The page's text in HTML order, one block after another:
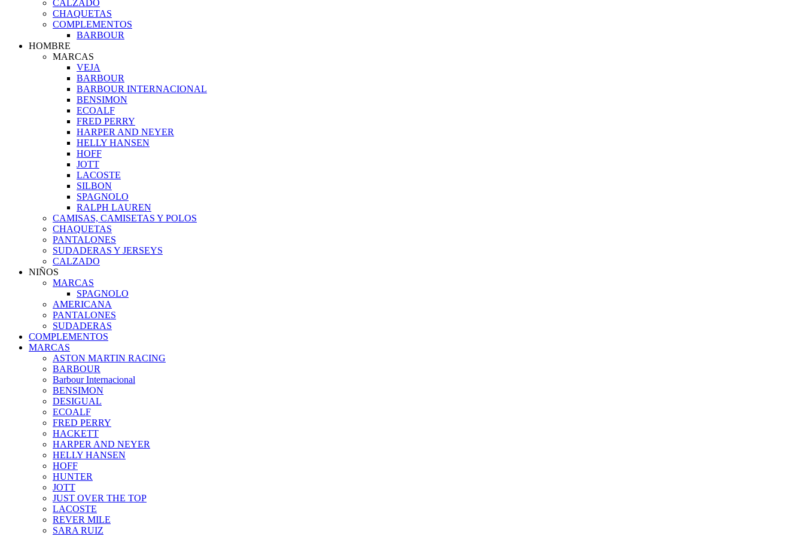
CALZADO
CHAQUETAS
COMPLEMENTOS
BARBOUR
HOMBRE
MARCAS
VEJA
BARBOUR
BARBOUR INTERNACIONAL
BENSIMON
ECOALF
FRED PERRY
HARPER AND NEYER
HELLY HANSEN
HOFF
JOTT
LACOSTE
SILBON
SPAGNOLO
RALPH LAUREN
CAMISAS, CAMISETAS Y POLOS
CHAQUETAS
PANTALONES
SUDADERAS Y JERSEYS
CALZADO
NIÑOS
MARCAS
SPAGNOLO
AMERICANA
PANTALONES
SUDADERAS
COMPLEMENTOS
MARCAS
ASTON MARTIN RACING
BARBOUR
Barbour Internacional
BENSIMON
DESIGUAL
ECOALF
FRED PERRY
HACKETT
HARPER AND NEYER
HELLY HANSEN
HOFF
HUNTER
JOTT
JUST OVER THE TOP
LACOSTE
REVER MILE
SARA RUIZ